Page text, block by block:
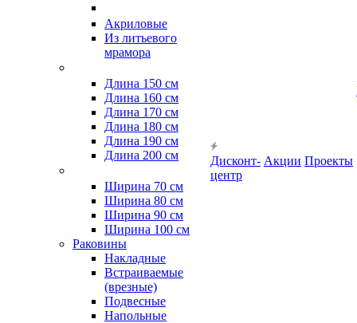
Акриловые
Из литьевого
мрамора
Длина 150 см
Длина 160 см
Длина 170 см
Длина 180 см
Длина 190 см
Длина 200 см
Ширина 70 см
Ширина 80 см
Ширина 90 см
Ширина 100 см
Раковины
Накладные
Встраиваемые
(врезные)
Подвесные
Напольные
Дисконт-
центр
Акции Проекты